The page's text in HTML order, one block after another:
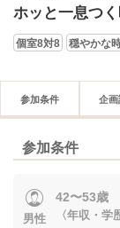
ホッと一息つ
個室8対8 穏やかな
参加条件 企
参加条件
男性
42〜53歳
〈年収・